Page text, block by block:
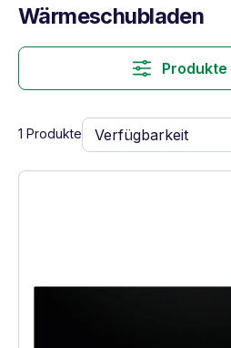
Wärmeschubladen
1 Produkte